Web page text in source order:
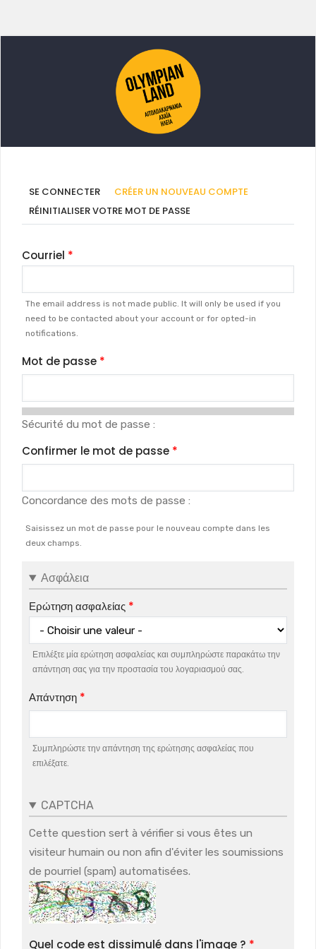
Onglets
principaux
SE CONNECTER CRÉER UN NOUVEAU COMPTE
RÉINITIALISER VOTRE MOT DE PASSE
Courriel
The email address is not made public. It will only be used if you
need to be contacted about your account or for opted-in
notifications.
Mot de passe
Sécurité du mot de passe :
Confirmer le mot de passe
Concordance des mots de passe :
Saisissez un mot de passe pour le nouveau compte dans les
deux champs.
Ασφάλεια
Ερώτηση ασφαλείας
Επιλέξτε μία ερώτηση ασφαλείας και συμπληρώστε παρακάτω την
απάντηση σας για την προστασία του λογαριασμού σας.
Απάντηση
Συμπληρώστε την απάντηση της ερώτησης ασφαλείας που
επιλέξατε.
CAPTCHA
Cette question sert à vérifier si vous êtes un
visiteur humain ou non afin d'éviter les soumissions
de pourriel (spam) automatisées.
Quel code est dissimulé dans l'image ?